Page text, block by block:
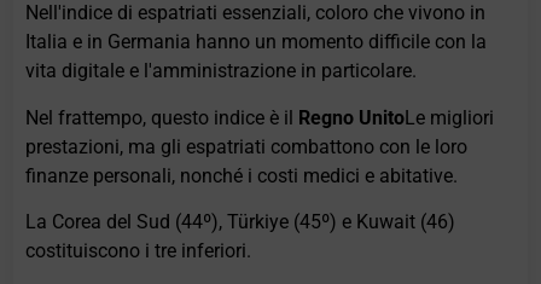
Nell'indice di espatriati essenziali, coloro che vivono in
Italia e in Germania hanno un momento difficile con la
vita digitale e l'amministrazione in particolare.
Nel frattempo, questo indice è il Regno UnitoLe migliori
prestazioni, ma gli espatriati combattono con le loro
finanze personali, nonché i costi medici e abitative.
La Corea del Sud (44º), Türkiye (45º) e Kuwait (46)
costituiscono i tre inferiori.